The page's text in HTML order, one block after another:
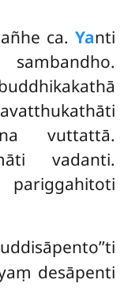
ca. Yanti
vuttattā.
vadanti.
pariggahitoti
desāpenti